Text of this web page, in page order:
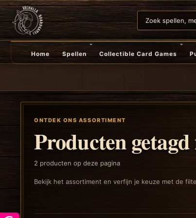
Home Spellen Collectible Card Games
ONTDEK ONS ASSORTIMENT
Producten
2 producten op deze pagina
Bekijk het assortiment en verfijn je keuze met de